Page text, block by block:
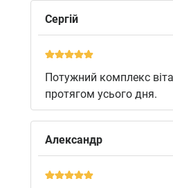
Сергій
Потужний комплекс
протягом усього дня.
Александр